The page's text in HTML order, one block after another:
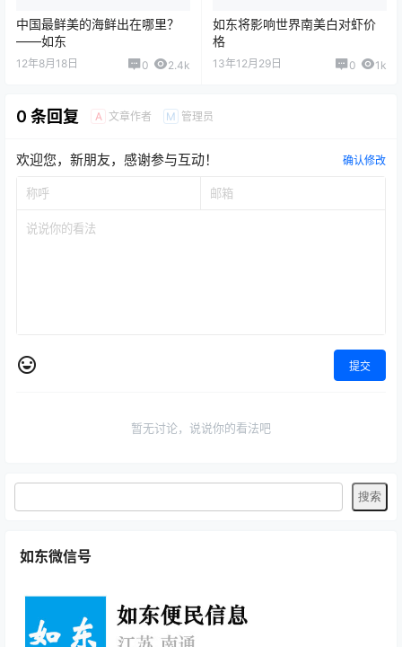
中国最鲜美的海鲜出在哪里？
——如东
12年8月18日 0 2.4k
如东将影响世界南美白对虾价
格
13年12月29日 0 1k
0 条回复 A 文章作者 M 管理员
欢迎您，新朋友，感谢参与互动！ 确认修改
提交
暂无讨论，说说你的看法吧
如东微信号